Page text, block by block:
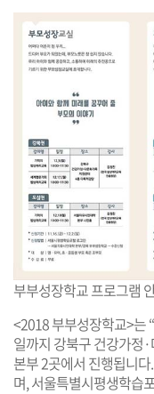
부부성장학교 프로그램
<2018 부부성장학교>는
일까지 강북구 건강가정
본부 2곳에서 진행됩니
며, 서울특별시평생학습